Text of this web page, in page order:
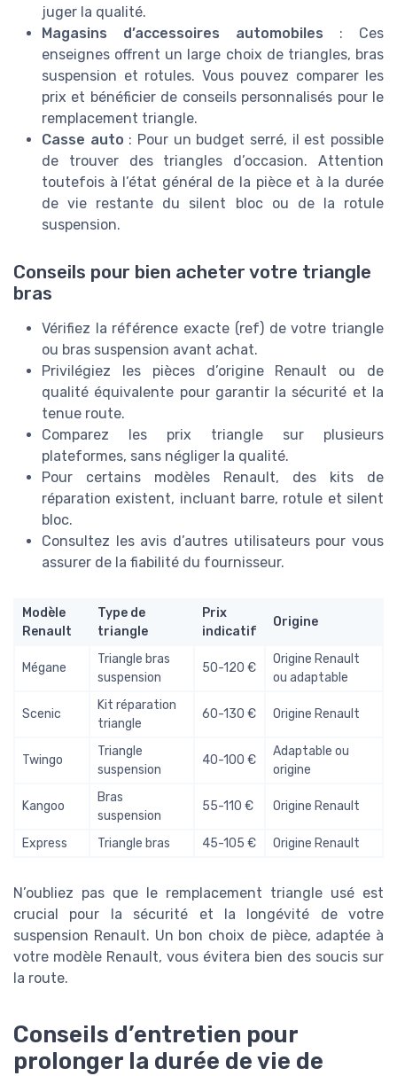
juger la qualité.
Magasins d’accessoires automobiles : Ces
enseignes offrent un large choix de triangles, bras
suspension et rotules. Vous pouvez comparer les
prix et bénéficier de conseils personnalisés pour le
remplacement triangle.
Casse auto : Pour un budget serré, il est possible
de trouver des triangles d’occasion. Attention
toutefois à l’état général de la pièce et à la durée
de vie restante du silent bloc ou de la rotule
suspension.
Conseils pour bien acheter votre triangle
bras
Vérifiez la référence exacte (ref) de votre triangle
ou bras suspension avant achat.
Privilégiez les pièces d’origine Renault ou de
qualité équivalente pour garantir la sécurité et la
tenue route.
Comparez les prix triangle sur plusieurs
plateformes, sans négliger la qualité.
Pour certains modèles Renault, des kits de
réparation existent, incluant barre, rotule et silent
bloc.
Consultez les avis d’autres utilisateurs pour vous
assurer de la fiabilité du fournisseur.
Modèle
Renault
Type de
triangle
Prix
indicatif
Origine
Mégane
Triangle bras
suspension
50-120 €
Origine Renault
ou adaptable
Scenic
Kit réparation
triangle
60-130 € Origine Renault
Twingo
Triangle
suspension
40-100 €
Adaptable ou
origine
Kangoo
Bras
suspension
55-110 € Origine Renault
Express Triangle bras 45-105 € Origine Renault
N’oubliez pas que le remplacement triangle usé est
crucial pour la sécurité et la longévité de votre
suspension Renault. Un bon choix de pièce, adaptée à
votre modèle Renault, vous évitera bien des soucis sur
la route.
Conseils d’entretien pour
prolonger la durée de vie de